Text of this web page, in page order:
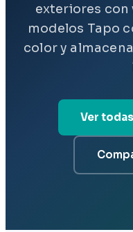
exteriores con
modelos Tapo
color y
Ver